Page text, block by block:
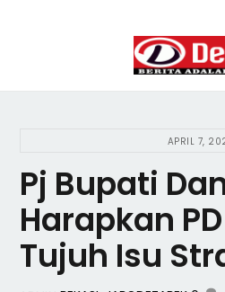
APRIL 7,
Pj Bupati
Harapkan
Tujuh Isu
To
Top